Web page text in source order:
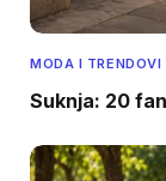
MODA I TRENDOVI
Suknja: 20